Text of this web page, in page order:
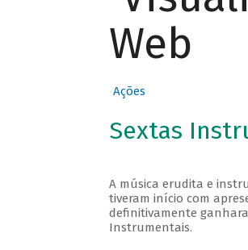
Web
Ações
Sextas
A música erudita e
tiveram início com
definitivamente
Instrumentais.